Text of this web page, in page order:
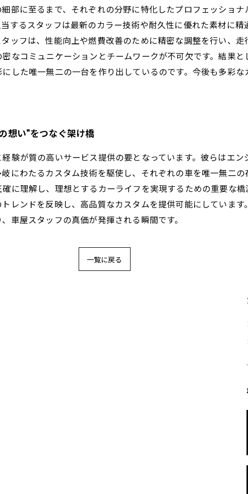
部に至るまで、それぞれの分野に特化したプロフェッショ
するスタッフは最新のカラー技術や耐久性に優れた素材に
ッフは、性能向上や燃費改善のために精密な調整を行い、
なコミュニケーションとチームワークが不可欠です。結果
した唯一無二の一台を作り出しているのです。今後も多彩
想い”をつなぐ架け橋
験が質の高いサービス提供の要となっています。彼らはエ
にわたるカスタム技術を駆使し、それぞれの車を唯一無二
に理解し、理想とするカーライフを実現するための重要な
レンドを反映し、高品質なカスタムを提供可能にしていま
車屋スタッフの真価が発揮される瞬間です。
一覧に戻る